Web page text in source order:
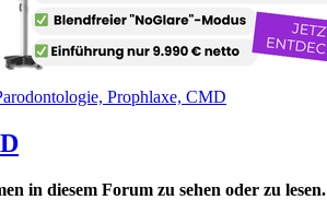
Prophlaxe, CMD
in diesem Forum zu sehen oder zu lesen.